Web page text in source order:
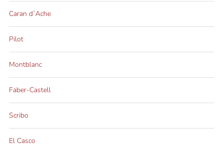
Caran d`Ache
Pilot
Montblanc
Faber-Castell
Scribo
El Casco